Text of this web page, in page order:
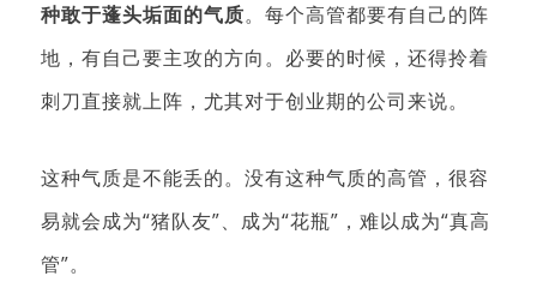
种敢于蓬头垢面的气质。每个高管都要有自己的阵
地，有自己要主攻的方向。必要的时候，还得拎着
刺刀直接就上阵，尤其对于创业期的公司来说。
这种气质是不能丢的。没有这种气质的高管，很容
易就会成为“猪队友”、成为“花瓶”，难以成为“真高
管”。